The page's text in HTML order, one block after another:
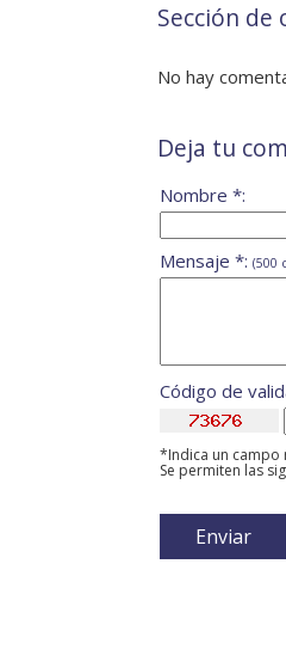
Sección de
No hay
Deja tu
Nombre *:
Mensaje *: (500
Código de
*Indica un
Se permiten las